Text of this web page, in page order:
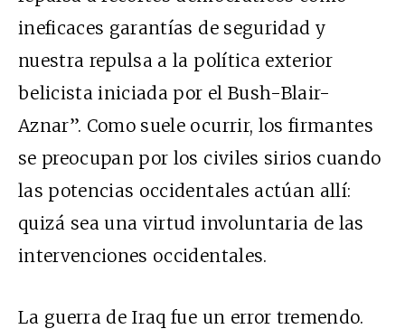
ineficaces garantías de seguridad y
nuestra repulsa a la política exterior
belicista iniciada por el Bush-Blair-
Aznar”. Como suele ocurrir, los firmantes
se preocupan por los civiles sirios cuando
las potencias occidentales actúan allí:
quizá sea una virtud involuntaria de las
intervenciones occidentales.
La guerra de Iraq fue un error tremendo.